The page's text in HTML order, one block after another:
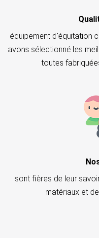
équipement d'équitation
avons sélectionné les
toutes
sont fières de leur
matériaux et